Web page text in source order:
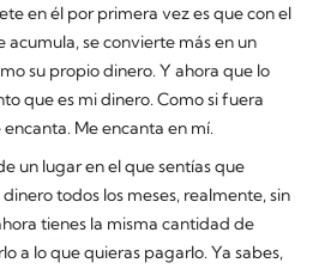
en él por primera vez es que con el
acumula, se convierte más en un
su propio dinero. Y ahora que lo
que es mi dinero. Como si fuera
Me encanta en mí.
un lugar en el que sentías que
todos los meses, realmente, sin
tienes la misma cantidad de
a lo que quieras pagarlo. Ya sabes,